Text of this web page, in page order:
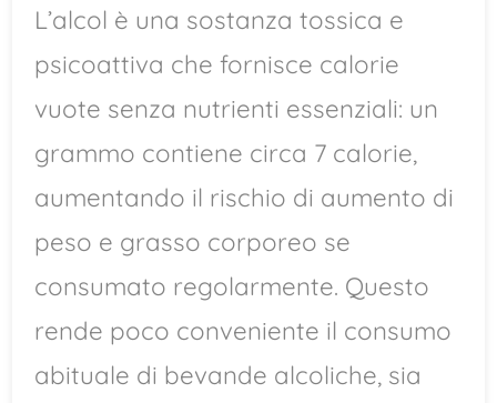
L’alcol è una sostanza tossica e
psicoattiva che fornisce calorie
vuote senza nutrienti essenziali: un
grammo contiene circa 7 calorie,
aumentando il rischio di aumento di
peso e grasso corporeo se
consumato regolarmente. Questo
rende poco conveniente il consumo
abituale di bevande alcoliche, sia